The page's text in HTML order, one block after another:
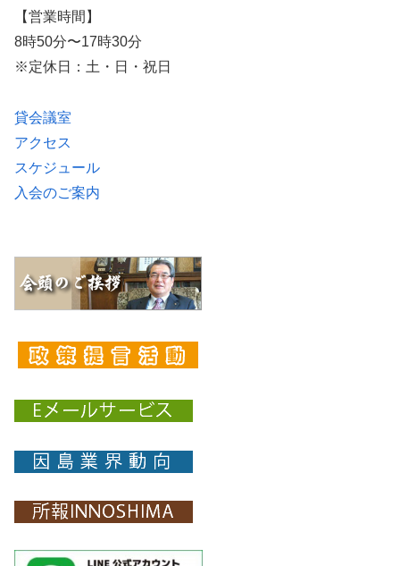
【営業時間】
8時50分〜17時30分
※定休日：土・日・祝日
貸会議室
アクセス
スケジュール
入会のご案内